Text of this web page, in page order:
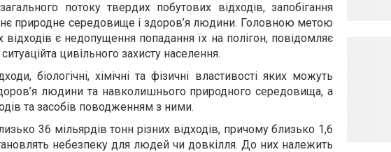
потоку твердих побутових відходів, запобігання
природне середовище і здоров’я людини. Головною метою
є недопущення попадання їх на полігон, повідомляє
цивільного захисту населення.
біологічні, хімічні та фізичні властивості яких можуть
людини та навколишнього природного середовища, а
та засобів поводженням з ними.
36 мільярдів тонн різних відходів, причому близько 1,6
небезпеку для людей чи довкілля. До них належить